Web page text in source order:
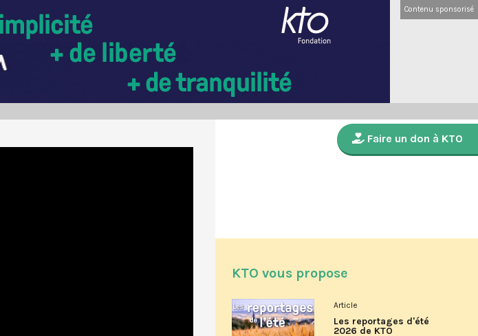
Contenu sponsorisé
Faire un don à KTO
KTO vous propose
Article
Les reportages d'été
2026 de KTO